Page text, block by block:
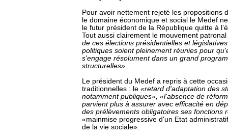
Pour avoir nettement rejeté les propositions
le domaine économique et social le Medef
le futur président de la République quitte à
Tout aussi clairement le mouvement patronal
de ces élections présidentielles et
politiques soient pleinement réunies pour
s'engage résolument dans un grand
structurelles».
Le président du Medef a repris à cette
traditionnelles : le «retard d'adaptation des
notamment publiques», «l'absence de
parvient plus à assurer avec efficacité en
des prélèvements obligatoires ses fonctions
«mainmise progressive d'un Etat
de la vie sociale».